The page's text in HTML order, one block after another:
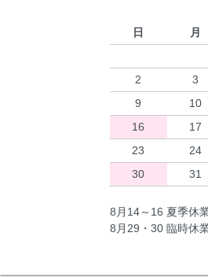
日
月
2
3
9
10
16
17
23
24
30
31
8月14～16 夏季休
8月29・30 臨時休